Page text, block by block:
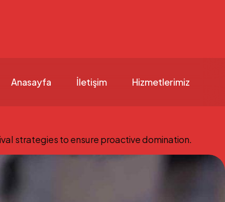
Anasayfa İletişim Hizmetlerimiz
strategies to ensure proactive domination.